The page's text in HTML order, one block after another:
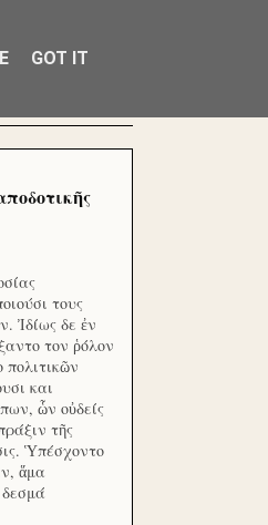
τους
Ἰδίως δε ἐν
τον ῥόλον
και
ὧν οὐδείς
τῆς
Ὑπέσχοντο
ἅμα
GOT IT